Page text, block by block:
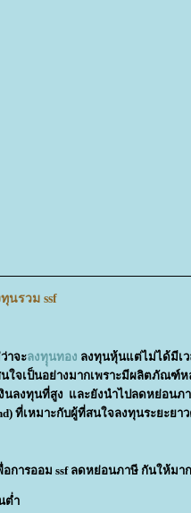
นรวม ssf
าจะลงทุุนทอง ลงทุนหุ้นแต่ไม่ได้มีเ
ใจเป็นอย่างมากเพราะมีผลิตภัณฑ์ห
นลงทุนที่สูง และยังนำไปลดหย่อนภ
ที่เหมาะกับผู้ที่สนใจลงทุนระยะย
อการออม ssf ลดหย่อนภาษี กันให้ม
ต่ำ